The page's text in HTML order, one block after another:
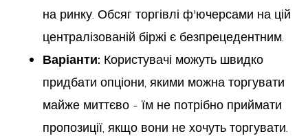
на ринку. Обсяг торгівлі ф'ючерсами на цій
централізованій біржі є безпрецедентним.
Варіанти: Користувачі можуть швидко
придбати опціони, якими можна торгувати
майже миттєво - їм не потрібно приймати
пропозиції, якщо вони не хочуть торгувати.